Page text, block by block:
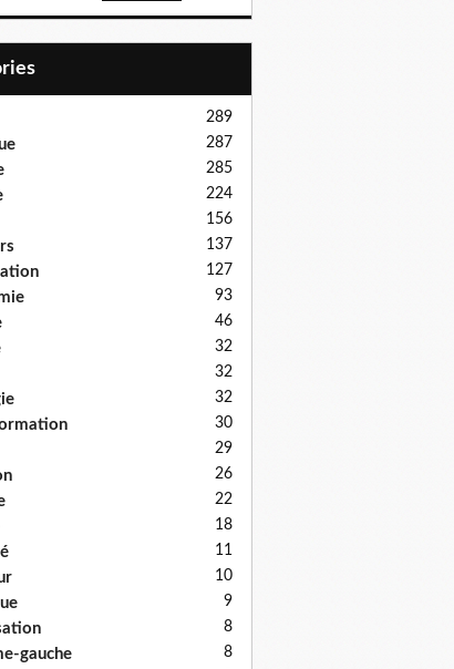
289
287
285
224
156
137
127
93
46
32
32
32
30
29
26
22
18
11
10
9
8
gauche 8